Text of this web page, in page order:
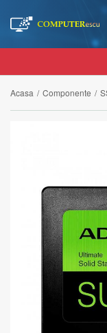
Acasa / Componente /